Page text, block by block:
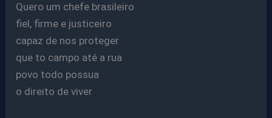
Quero um chefe brasileiro
fiel, firme e justiceiro
capaz de nos proteger
que to campo até a rua
povo todo possua
o direito de viver